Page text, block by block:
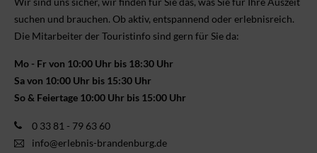
suchen und brauchen. Ob aktiv, ent­spannend oder erlebnis­reich.
Die Mitarbeiter der Touristinfo sind gern für Sie da:
Mo - Fr von 10:00 Uhr bis 18:30 Uhr
Sa von 10:00 Uhr bis 15:30 Uhr
So & Feiertage 10:00 Uhr bis 15:00 Uhr
0 33 81 - 79 63 60
info@erlebnis-brandenburg.de